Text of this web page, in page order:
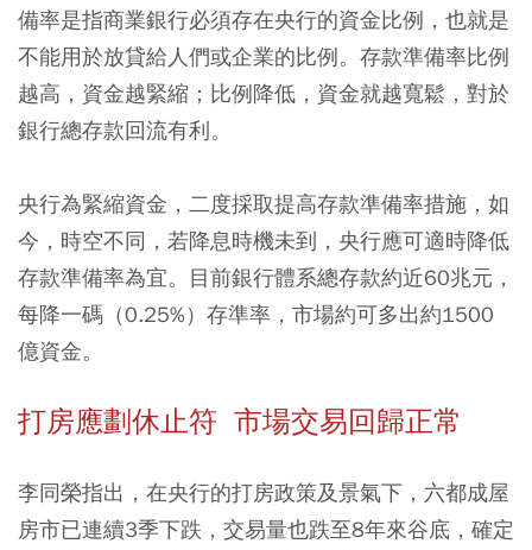
備率是指商業銀行必須存在央行的資金比例，也就是
不能用於放貸給人們或企業的比例。存款準備率比例
越高，資金越緊縮；比例降低，資金就越寬鬆，對於
銀行總存款回流有利。
央行為緊縮資金，二度採取提高存款準備率措施，如
今，時空不同，若降息時機未到，央行應可適時降低
存款準備率為宜。目前銀行體系總存款約近60兆元，
每降一碼（0.25%）存準率，市場約可多出約1500
億資金。
打房應劃休止符 市場交易回歸正常
李同榮指出，在央行的打房政策及景氣下，六都成屋
房市已連續3季下跌，交易量也跌至8年來谷底，確定